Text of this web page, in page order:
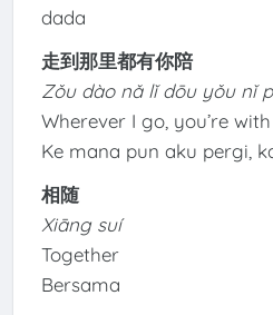
dada
走到那里都有你陪
Zǒu dào nǎ lǐ dōu yǒu nǐ
Wherever I go, you’re
Ke mana pun aku pergi,
相随
Xiāng suí
Together
Bersama